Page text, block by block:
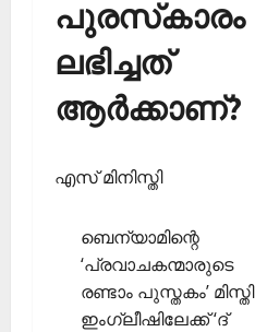
പുരസ്‌കാരം
ലഭിച്ചത്
ആര്‍ക്കാണ്?
എസ് മിനിസ്തി
ബെന്യാമിന്റെ
‘പ്രവാചകന്മാരുടെ
രണ്ടാം പുസ്തകം’ മിസ്തി
ഇംഗ്ലീഷിലേക്ക് ‘ദ്